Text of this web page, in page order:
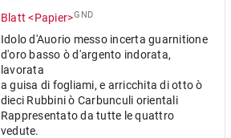
Blatt <Papier>GND
Idolo d'Auorio messo incerta guarnitione
d'oro basso ò d'argento indorata,
lavorata
a guisa di fogliami, e arricchita di otto ò
dieci Rubbini ò Carbunculi orientali
Rappresentato da tutte le quattro
vedute.